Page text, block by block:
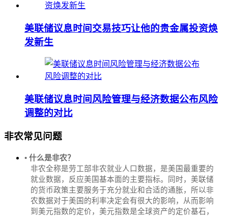
美联储议息时间交易技巧让他的贵金属投资焕
发新生
美联储议息时间风险管理与经济数据公布风险
调整的对比
非农常见问题
• 什么是非农？
非农全称是劳工部非农就业人口数据，是美国最重要的
就业数据，反应美国基本面的主要指标。同时，美联储
的货币政策主要服务于充分就业和合适的通胀，所以非
农数据对于美国的利率决定会有很大的影响，从而影响
到美元指数的定价，美元指数是全球资产的定价基石，